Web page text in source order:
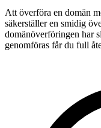
Att överföra en domän
säkerställer en smidig
domänöverföringen har
genomföras får du full